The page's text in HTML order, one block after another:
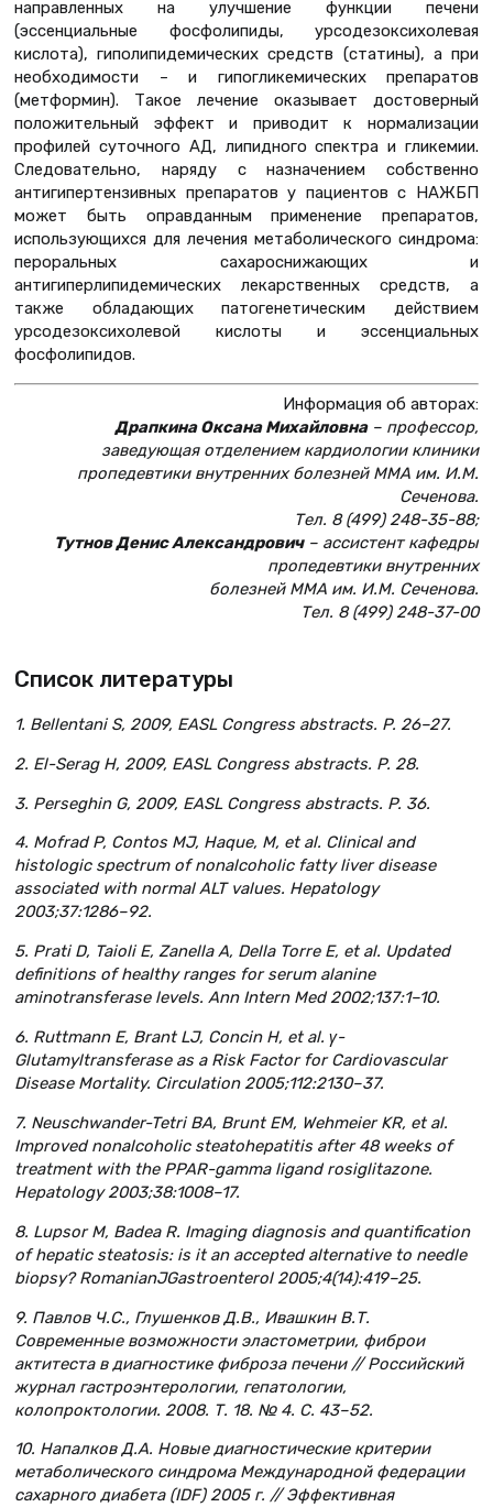
направленных на улучшение функции печени
(эссенциальные фосфолипиды, урсодезоксихолевая
кислота), гиполипидемических средств (статины), а при
необходимости – и гипогликемических препаратов
(метформин). Такое лечение оказывает достоверный
положительный эффект и приводит к нормализации
профилей суточного АД, липидного спектра и гликемии.
Следовательно, наряду с назначением собственно
антигипертензивных препаратов у пациентов с НАЖБП
может быть оправданным применение препаратов,
использующихся для лечения метаболического синдрома:
пероральных сахароснижающих и
антигиперлипидемических лекарственных средств, а
также обладающих патогенетическим действием
урсодезоксихолевой кислоты и эссенциальных
фосфолипидов.
Информация об авторах:
Драпкина Оксана Михайловна– профессор,
заведующая отделением кардиологии клиники
пропедевтики внутренних болезней ММА им. И.М.
Сеченова.
Тел. 8 (499) 248-35-88;
Тутнов Денис Александрович– ассистент кафедры
пропедевтики внутренних
болезней ММА им. И.М. Сеченова.
Тел. 8 (499) 248-37-00
Список литературы
1. Bellentani S, 2009, EASL Congress abstracts. P. 26–27.
2. El-Serag H, 2009, EASL Congress abstracts. P. 28.
3. Perseghin G, 2009, EASL Congress abstracts. P. 36.
4. Mofrad P, Contos MJ, Haque, M, et al. Clinical and
histologic spectrum of nonalcoholic fatty liver disease
associated with normal ALT values. Hepatology
2003;37:1286–92.
5. Prati D, Taioli E, Zanella A, Della Torre E, et al. Updated
definitions of healthy ranges for serum alanine
aminotransferase levels. Ann Intern Med 2002;137:1–10.
6. Ruttmann E, Brant LJ, Concin H, et al. γ-
Glutamyltransferase as a Risk Factor for Cardiovascular
Disease Mortality. Circulation 2005;112:2130–37.
7. Neuschwander-Tetri BA, Brunt EM, Wehmeier KR, et al.
Improved nonalcoholic steatohepatitis after 48 weeks of
treatment with the PPAR-gamma ligand rosiglitazone.
Hepatology 2003;38:1008–17.
8. Lupsor M, Badea R. Imaging diagnosis and quantification
of hepatic steatosis: is it an accepted alternative to needle
biopsy? RomanianJGastroenterol 2005;4(14):419–25.
9. Павлов Ч.С., Глушенков Д.В., Ивашкин В.Т.
Современные возможности эластометрии, фиброи
актитеста в диагностике фиброза печени // Российский
журнал гастроэнтерологии, гепатологии,
колопроктологии. 2008. Т. 18. № 4. С. 43–52.
10. Напалков Д.А. Новые диагностические критерии
метаболического синдрома Международной федерации
сахарного диабета (IDF) 2005 г. // Эффективная